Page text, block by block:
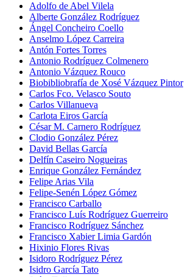
Adolfo de Abel Vilela
Alberte González Rodríguez
Ángel Concheiro Coello
Anselmo López Carreira
Antón Fortes Torres
Antonio Rodríguez Colmenero
Antonio Vázquez Rouco
Biobibliobrafía de Xosé Vázquez Pintor
Carlos Fco. Velasco Souto
Carlos Villanueva
Carlota Eiros García
César M. Carnero Rodríguez
Clodio González Pérez
David Bellas García
Delfín Caseiro Nogueiras
Enrique González Fernández
Felipe Arias Vila
Felipe-Senén López Gómez
Francisco Carballo
Francisco Luís Rodríguez Guerreiro
Francisco Rodríguez Sánchez
Francisco Xabier Limia Gardón
Hixinio Flores Rivas
Isidoro Rodríguez Pérez
Isidro García Tato